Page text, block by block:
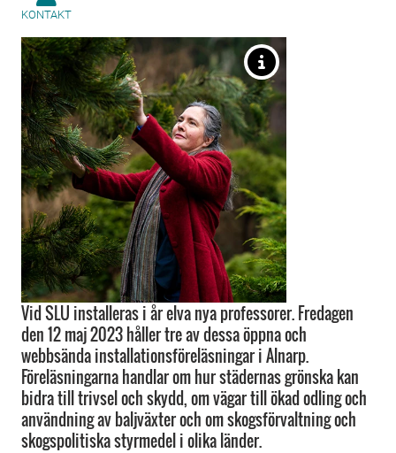
KONTAKT
Vid SLU installeras i år elva nya professorer. Fredagen
den 12 maj 2023 håller tre av dessa öppna och
webbsända installationsföreläsningar i Alnarp.
Föreläsningarna handlar om hur städernas grönska kan
bidra till trivsel och skydd, om vägar till ökad odling och
användning av baljväxter och om skogsförvaltning och
skogspolitiska styrmedel i olika länder.